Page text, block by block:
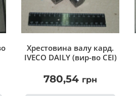
Хрестовина валу кард.
IVECO DAILY (вир-во CEI)
780,54 грн